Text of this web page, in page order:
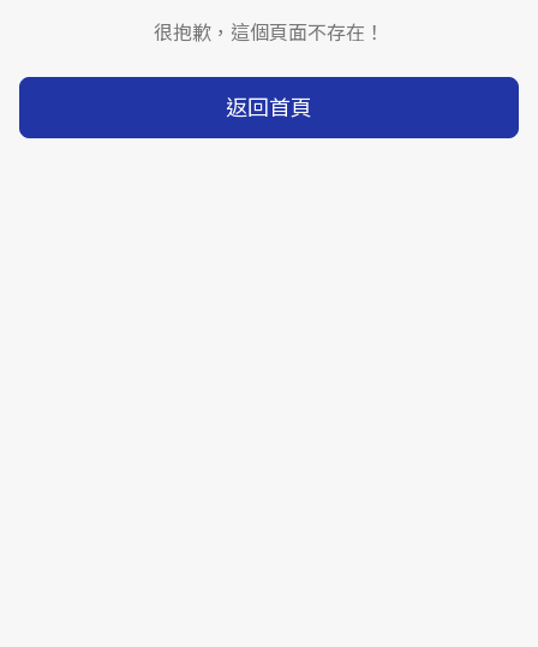
很抱歉，這個頁面不存在！
返回首頁